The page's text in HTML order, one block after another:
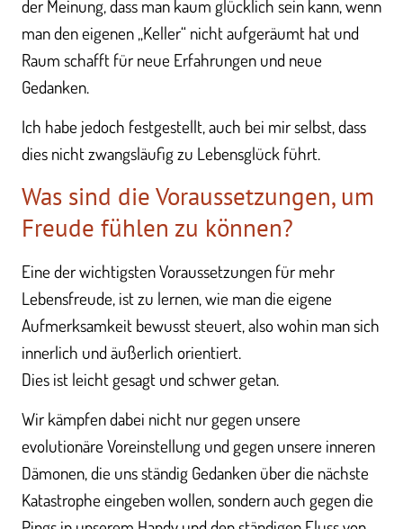
der Meinung, dass man kaum glücklich sein kann, wenn
man den eigenen „Keller“ nicht aufgeräumt hat und
Raum schafft für neue Erfahrungen und neue
Gedanken.
Ich habe jedoch festgestellt, auch bei mir selbst, dass
dies nicht zwangsläufig zu Lebensglück führt.
Was sind die Voraussetzungen, um
Freude fühlen zu können?
Eine der wichtigsten Voraussetzungen für mehr
Lebensfreude, ist zu lernen, wie man die eigene
Aufmerksamkeit bewusst steuert, also wohin man sich
innerlich und äußerlich orientiert.
Dies ist leicht gesagt und schwer getan.
Wir kämpfen dabei nicht nur gegen unsere
evolutionäre Voreinstellung und gegen unsere inneren
Dämonen, die uns ständig Gedanken über die nächste
Katastrophe eingeben wollen, sondern auch gegen die